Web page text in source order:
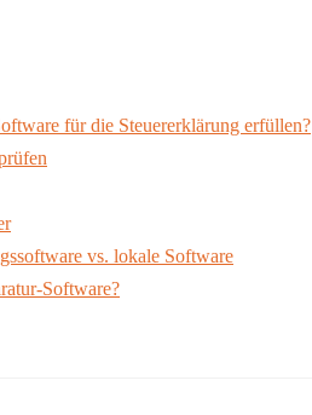
für die Steuererklärung erfüllen?
vs. lokale Software
Software?